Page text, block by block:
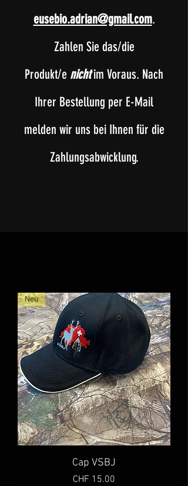
eusebio.adrian@gmail.com.
Zahlen Sie das/die
Produkt/e nichtim Voraus. Nach
Ihrer Bestellung per E-Mail
melden wir uns bei Ihnen für die
Zahlungsabwicklung.
Neu
Cap VSBJ
Preis
CHF 15.00